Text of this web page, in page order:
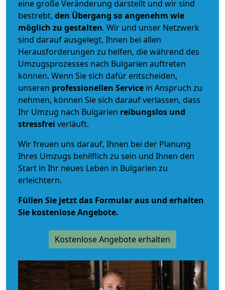
eine große Veränderung darstellt und wir sind
bestrebt, den Übergang so angenehm wie
möglich zu gestalten. Wir und unser Netzwerk
sind darauf ausgelegt, Ihnen bei allen
Herausforderungen zu helfen, die während des
Umzugsprozesses nach Bulgarien auftreten
können. Wenn Sie sich dafür entscheiden,
unseren professionellen Service in Anspruch zu
nehmen, können Sie sich darauf verlassen, dass
Ihr Umzug nach Bulgarien reibungslos und
stressfrei verläuft.
Wir freuen uns darauf, Ihnen bei der Planung
Ihres Umzugs behilflich zu sein und Ihnen den
Start in Ihr neues Leben in Bulgarien zu
erleichtern.
Füllen Sie jetzt das Formular aus und erhalten
Sie kostenlose Angebote.
Kostenlose Angebote erhalten